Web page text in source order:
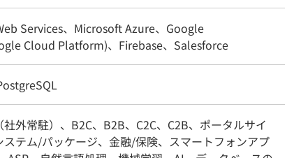
Services、Microsoft Azure、Google
Cloud Platform)、Firebase、Salesforce
外常駐）、B2C、B2B、C2C、C2B、ポータルサイ
ステム/パッケージ、金融/保険、スマートフォンアプ